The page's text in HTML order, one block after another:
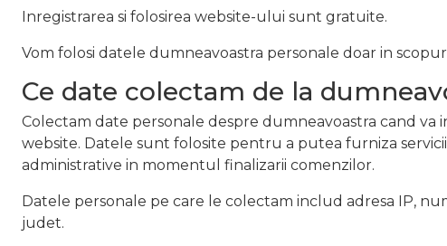
Inregistrarea si folosirea website-ului sunt gratuite.
Vom folosi datele dumneavoastra personale doar in
Ce date colectam de la
Colectam date personale despre dumneavoastra cand
website. Datele sunt folosite pentru a putea furniza
administrative in momentul finalizarii comenzilor.
Datele personale pe care le colectam includ adresa IP,
judet.